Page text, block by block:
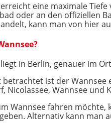
eine maximale
oder an den offiziellen
kann man von hier
in Berlin, genauer im
ist der Wannsee
Nicolassee, Wannsee und
Wannsee fahren möchte,
Alternativ kann man